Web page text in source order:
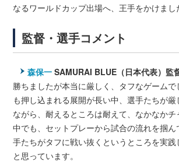
なるワールドカップ出場へ、王手をかけまし
監督・選手コメント
森保一 SAMURAI BLUE（日本代表）監
勝ちましたが本当に厳しく、タフなゲーム
も押し込まれる展開が長い中、選手たちが厳
ながら、耐えるところは耐えて、なかなか
中でも、セットプレーから試合の流れを掴
手たちがタフに戦い抜くというところを実
と思っています。